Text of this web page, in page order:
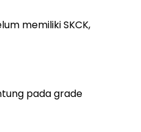
memiliki SKCK,
pada grade